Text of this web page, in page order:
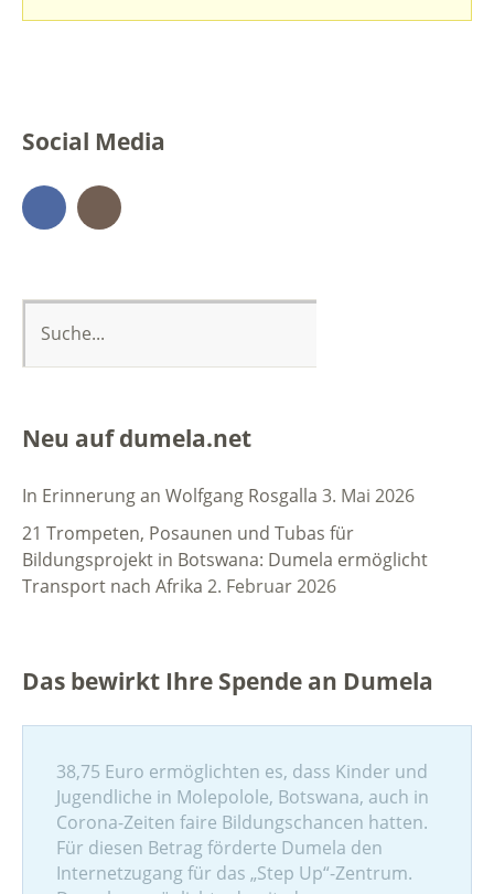
Social Media
Facebook
Neu auf dumela.net
In Erinnerung an Wolfgang Rosgalla 3. Mai 2026
21 Trompeten, Posaunen und Tubas für
Bildungsprojekt in Botswana: Dumela ermöglicht
Transport nach Afrika 2. Februar 2026
Das bewirkt Ihre Spende an Dumela
38,75 Euro ermöglichten es, dass Kinder und
Jugendliche in Molepolole, Botswana, auch in
Corona-Zeiten faire Bildungschancen hatten.
Für diesen Betrag förderte Dumela den
Internetzugang für das „Step Up“-Zentrum.